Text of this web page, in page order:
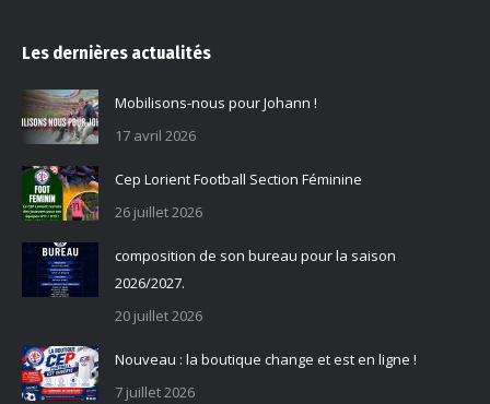
Les dernières actualités
Mobilisons-nous pour Johann !
17 avril 2026
Cep Lorient Football Section Féminine
26 juillet 2026
composition de son bureau pour la saison
2026/2027.
20 juillet 2026
Nouveau : la boutique change et est en ligne !
7 juillet 2026